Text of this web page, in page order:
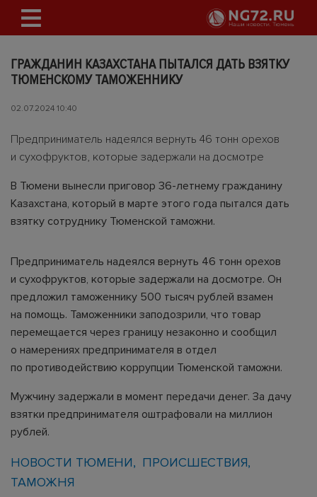
ГРАЖДАНИН КАЗАХСТАНА ПЫТАЛСЯ ДАТЬ ВЗЯТКУ
ТЮМЕНСКОМУ ТАМОЖЕННИКУ
02.07.2024 10:40
Предприниматель надеялся вернуть 46 тонн орехов
и сухофруктов, которые задержали на досмотре
В Тюмени вынесли приговор 36-летнему гражданину
Казахстана, который в марте этого года пытался дать
взятку сотруднику Тюменской таможни.
Предприниматель надеялся вернуть 46 тонн орехов
и сухофруктов, которые задержали на досмотре. Он
предложил таможеннику 500 тысяч рублей взамен
на помощь. Таможенники заподозрили, что товар
перемещается через границу незаконно и сообщил
о намерениях предпринимателя в отдел
по противодействию коррупции Тюменской таможни.
Мужчину задержали в момент передачи денег. За дачу
взятки предпринимателя оштрафовали на миллион
рублей.
НОВОСТИ ТЮМЕНИ
ПРОИСШЕСТВИЯ
ТАМОЖНЯ